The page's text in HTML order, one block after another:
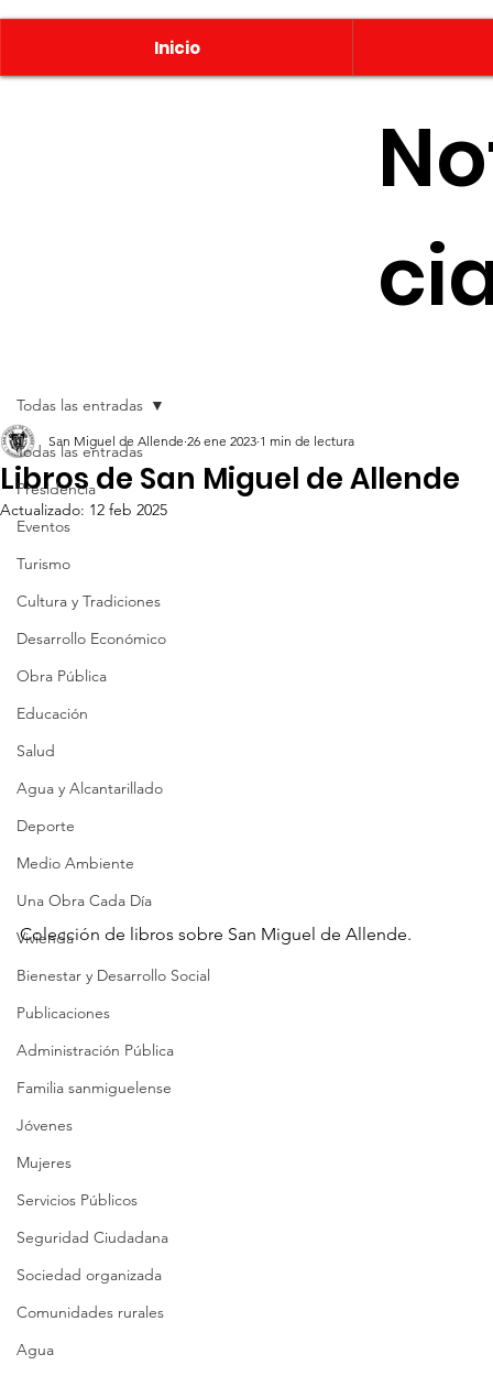
Todas las entradas
Presidencia
Eventos
Turismo
Cultura y Tradiciones
Desarrollo Económico
Obra Pública
Educación
Salud
Agua y Alcantarillado
Deporte
Medio Ambiente
Una Obra Cada Día
Vivienda
Bienestar y Desarrollo Social
Publicaciones
Administración Pública
Familia sanmiguelense
Jóvenes
Mujeres
Servicios Públicos
Seguridad Ciudadana
Sociedad organizada
Comunidades rurales
Agua
Todas las entradas
Libros de San Miguel de Allende
San Miguel de Allende 26 ene 2023 1 min de lectura
Actualizado: 12 feb 2025
Colección de libros sobre San Miguel de Allende.
Inicio